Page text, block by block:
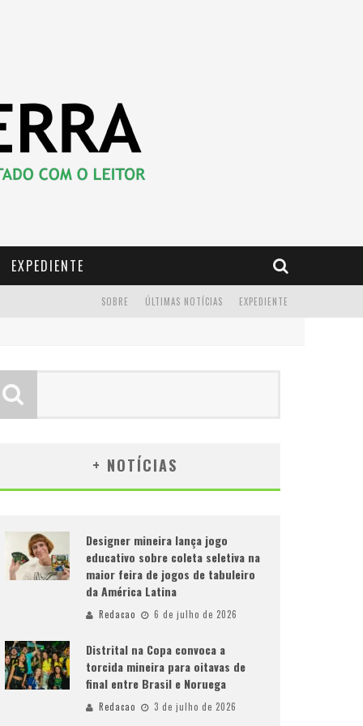
EXPEDIENTE
EXPEDIENTE
ÚLTIMAS NOTÍCIAS
SOBRE
+ NOTÍCIAS
Designer mineira lança jogo
educativo sobre coleta seletiva na
maior feira de jogos de tabuleiro
da América Latina
Redacao 6 de julho de 2026
Distrital na Copa convoca a
torcida mineira para oitavas de
final entre Brasil e Noruega
Redacao 3 de julho de 2026